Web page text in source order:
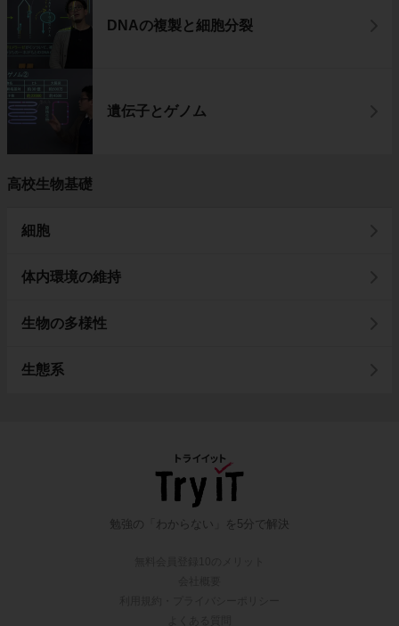
DNAの複製と細胞分裂
遺伝子とゲノム
高校生物基礎
細胞
体内環境の維持
生物の多様性
生態系
勉強の「わからない」を5分で解決